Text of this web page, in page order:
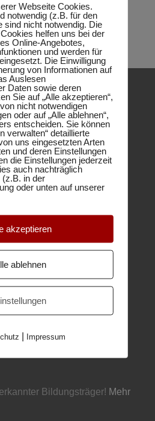
SCHULE
oder Berufsreifeprüfung –
online
zum gewünschten
19 |
Bildungsträger! Mehr
Webseite Cookies.
notwendig (z.B. für den
sind nicht notwendig. Die
helfen uns bei der
Online-Angebotes,
und werden für
Die Einwilligung
von Informationen auf
Auslesen
Daten sowie deren
Sie auf „Alle akzeptieren“,
nicht notwendigen
oder auf „Alle ablehnen“,
entscheiden. Sie können
verwalten“ detaillierte
uns eingesetzten Arten
und deren Einstellungen
die Einstellungen jederzeit
auch nachträglich
(z.B. in der
oder unten auf unserer
akzeptieren
ablehnen
| Impressum